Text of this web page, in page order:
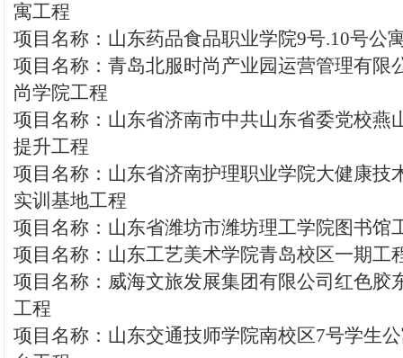
寓工程
项目名称：山东药品食品职业学院9号.10号公
项目名称：青岛北服时尚产业园运营管理有限
尚学院工程
项目名称：山东省济南市中共山东省委党校燕
提升工程
项目名称：山东省济南护理职业学院大健康技
实训基地工程
项目名称：山东省潍坊市潍坊理工学院图书馆
项目名称：山东工艺美术学院青岛校区一期工
项目名称：威海文旅发展集团有限公司红色胶
工程
项目名称：山东交通技师学院南校区7号学生